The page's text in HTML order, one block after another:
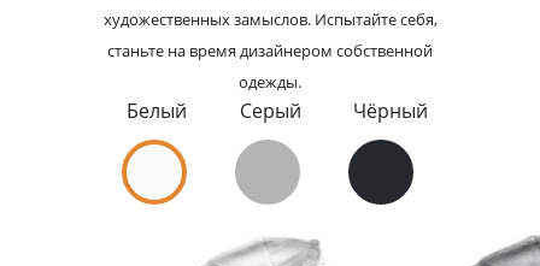
художественных замыслов. Испытайте себя,
станьте на время дизайнером собственной
одежды.